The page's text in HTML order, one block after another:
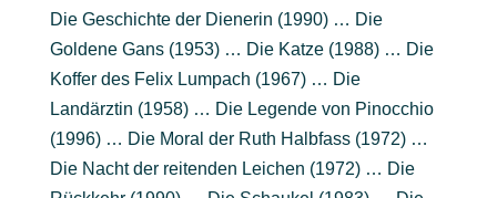
Die Geschichte der Dienerin (1990) … Die
Goldene Gans (1953) … Die Katze (1988) … Die
Koffer des Felix Lumpach (1967) … Die
Landärztin (1958) … Die Legende von Pinocchio
(1996) … Die Moral der Ruth Halbfass (1972) …
Die Nacht der reitenden Leichen (1972) … Die